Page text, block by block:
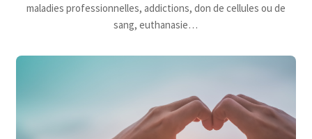
maladies professionnelles, addictions, don de cellules ou de
sang, euthanasie…